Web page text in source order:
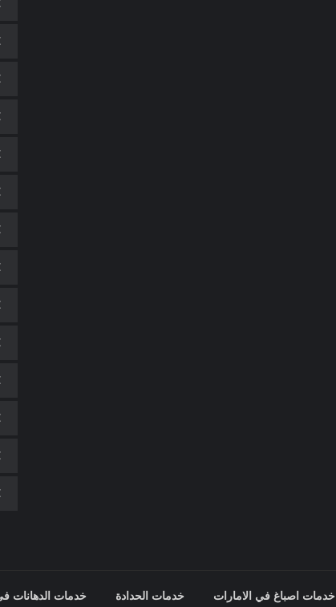
خدمات اصباغ في الامارات خدمات الحدادة خدمات الدهانات